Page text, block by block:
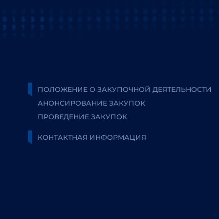
ПОЛОЖЕНИЕ О ЗАКУПОЧНОЙ ДЕЯТЕЛЬНОСТИ
АНОНСИРОВАНИЕ ЗАКУПОК
ПРОВЕДЕНИЕ ЗАКУПОК
КОНТАКТНАЯ ИНФОРМАЦИЯ